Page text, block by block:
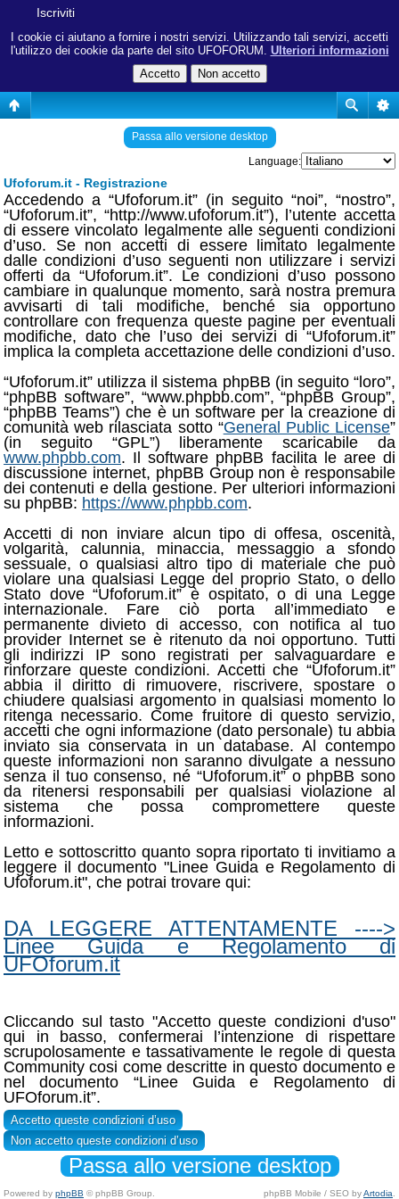
I cookie ci aiutano a fornire i nostri servizi. Utilizzando tali servizi, accetti
l'utilizzo dei cookie da parte del sito UFOFORUM. Ulteriori informazioni
Iscriviti
Passa allo versione desktop
Language:
Ufoforum.it - Registrazione
Accedendo a “Ufoforum.it” (in seguito “noi”, “nostro”,
“Ufoforum.it”, “http://www.ufoforum.it”), l’utente accetta
di essere vincolato legalmente alle seguenti condizioni
d’uso. Se non accetti di essere limitato legalmente
dalle condizioni d’uso seguenti non utilizzare i servizi
offerti da “Ufoforum.it”. Le condizioni d’uso possono
cambiare in qualunque momento, sarà nostra premura
avvisarti di tali modifiche, benché sia opportuno
controllare con frequenza queste pagine per eventuali
modifiche, dato che l’uso dei servizi di “Ufoforum.it”
implica la completa accettazione delle condizioni d’uso.
“Ufoforum.it” utilizza il sistema phpBB (in seguito “loro”,
“phpBB software”, “www.phpbb.com”, “phpBB Group”,
“phpBB Teams”) che è un software per la creazione di
comunità web rilasciata sotto “General Public License”
(in seguito “GPL”) liberamente scaricabile da
www.phpbb.com. Il software phpBB facilita le aree di
discussione internet, phpBB Group non è responsabile
dei contenuti e della gestione. Per ulteriori informazioni
su phpBB: https://www.phpbb.com.
Accetti di non inviare alcun tipo di offesa, oscenità,
volgarità, calunnia, minaccia, messaggio a sfondo
sessuale, o qualsiasi altro tipo di materiale che può
violare una qualsiasi Legge del proprio Stato, o dello
Stato dove “Ufoforum.it” è ospitato, o di una Legge
internazionale. Fare ciò porta all’immediato e
permanente divieto di accesso, con notifica al tuo
provider Internet se è ritenuto da noi opportuno. Tutti
gli indirizzi IP sono registrati per salvaguardare e
rinforzare queste condizioni. Accetti che “Ufoforum.it”
abbia il diritto di rimuovere, riscrivere, spostare o
chiudere qualsiasi argomento in qualsiasi momento lo
ritenga necessario. Come fruitore di questo servizio,
accetti che ogni informazione (dato personale) tu abbia
inviato sia conservata in un database. Al contempo
queste informazioni non saranno divulgate a nessuno
senza il tuo consenso, né “Ufoforum.it” o phpBB sono
da ritenersi responsabili per qualsiasi violazione al
sistema che possa compromettere queste
informazioni.
Letto e sottoscritto quanto sopra riportato ti invitiamo a
leggere il documento "Linee Guida e Regolamento di
Ufoforum.it", che potrai trovare qui:
DA LEGGERE ATTENTAMENTE ---->
Linee Guida e Regolamento di
UFOforum.it
Cliccando sul tasto "Accetto queste condizioni d'uso"
qui in basso, confermerai l’intenzione di rispettare
scrupolosamente e tassativamente le regole di questa
Community cosi come descritte in questo documento e
nel documento “Linee Guida e Regolamento di
UFOforum.it”.
Passa allo versione desktop
Powered by phpBB © phpBB Group. phpBB Mobile / SEO byArtodia